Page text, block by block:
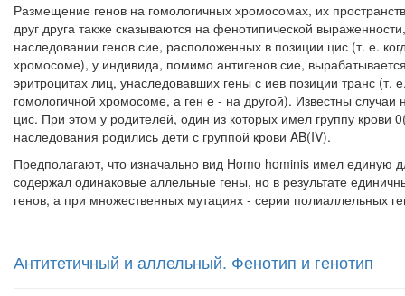
Размещение генов на гомологичных хромосомах, их
друг друга также сказываются на фенотипиче­ской
наследовании ге­нов сие, расположенных в позиции цис (т. е.
хромосоме), у индивида, помимо антигенов сие,
эритроцитах лиц, унаследовавших гены с иев позиции транс (т.
гомологичной хромосоме, а ген е - на другой). Известны
цис. При этом у родителей, один из которых имел группу крови
наследования родились дети с груп­пой крови AB(IV).
Предполагают, что изначально вид Homo hominis имел единую
содержал одинаковые аллельные гены, но в результа­те
генов, а при множественных мутациях - серии полиаллельных
Антитетичный и аллельный. Фенотип и генотип